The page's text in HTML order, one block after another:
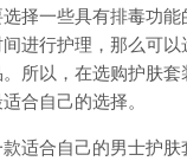
择一些具有排毒功
进行护理，那么可以
所以，在选购护肤套
合自己的选择。
适合自己的男士护肤